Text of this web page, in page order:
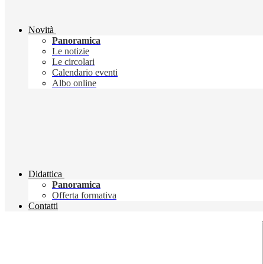
Novità
Panoramica
Le notizie
Le circolari
Calendario eventi
Albo online
Didattica
Panoramica
Offerta formativa
Contatti